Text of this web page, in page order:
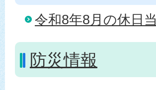
令和8年8月の休日
防災情報